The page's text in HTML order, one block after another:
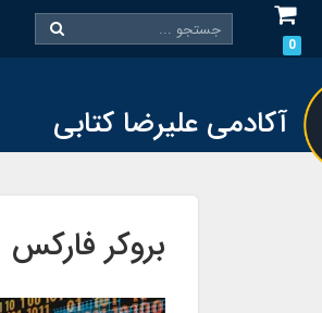
0
آکادمی علیرضا کتابی
بروکر فارکس